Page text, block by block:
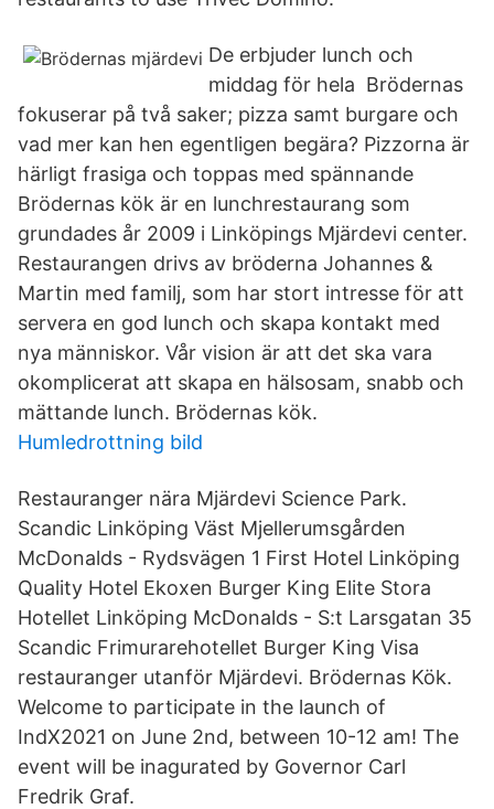
De erbjuder lunch och
middag för hela Brödernas
fokuserar på två saker; pizza samt burgare och
vad mer kan hen egentligen begära? Pizzorna är
härligt frasiga och toppas med spännande
Brödernas kök är en lunchrestaurang som
grundades år 2009 i Linköpings Mjärdevi center.
Restaurangen drivs av bröderna Johannes &
Martin med familj, som har stort intresse för att
servera en god lunch och skapa kontakt med
nya människor. Vår vision är att det ska vara
okomplicerat att skapa en hälsosam, snabb och
mättande lunch. Brödernas kök.
Humledrottning bild
Restauranger nära Mjärdevi Science Park.
Scandic Linköping Väst Mjellerumsgården
McDonalds - Rydsvägen 1 First Hotel Linköping
Quality Hotel Ekoxen Burger King Elite Stora
Hotellet Linköping McDonalds - S:t Larsgatan 35
Scandic Frimurarehotellet Burger King Visa
restauranger utanför Mjärdevi. Brödernas Kök.
Welcome to participate in the launch of
IndX2021 on June 2nd, between 10-12 am! The
event will be inagurated by Governor Carl
Fredrik Graf.